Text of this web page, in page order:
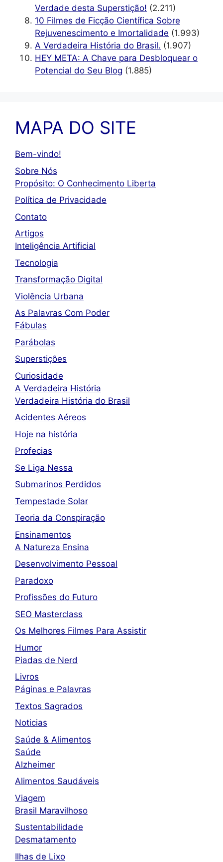
Verdade desta Superstição! (2.211)
10 Filmes de Ficção Científica Sobre
Rejuvenescimento e Imortalidade (1.993)
A Verdadeira História do Brasil. (1.907)
HEY META: A Chave para Desbloquear o
Potencial do Seu Blog (1.885)
MAPA DO SITE
Bem-vindo!
Sobre Nós
Propósito: O Conhecimento Liberta
Política de Privacidade
Contato
Artigos
Inteligência Artificial
Tecnologia
Transformação Digital
Violência Urbana
As Palavras Com Poder
Fábulas
Parábolas
Superstições
Curiosidade
A Verdadeira História
Verdadeira História do Brasil
Acidentes Aéreos
Hoje na história
Profecias
Se Liga Nessa
Submarinos Perdidos
Tempestade Solar
Teoria da Conspiração
Ensinamentos
A Natureza Ensina
Desenvolvimento Pessoal
Paradoxo
Profissões do Futuro
SEO Masterclass
Os Melhores Filmes Para Assistir
Humor
Piadas de Nerd
Livros
Páginas e Palavras
Textos Sagrados
Noticias
Saúde & Alimentos
Saúde
Alzheimer
Alimentos Saudáveis
Viagem
Brasil Maravilhoso
Sustentabilidade
Desmatamento
Ilhas de Lixo